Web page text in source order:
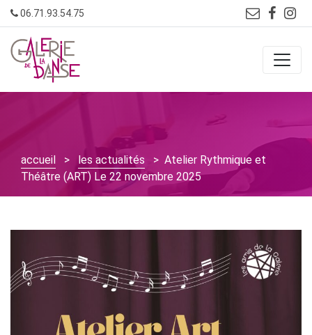
Skip
to
content
06.71.93.54.75
accueil > les actualités > Atelier Rythmique et
Théâtre (ART) Le 22 novembre 2025